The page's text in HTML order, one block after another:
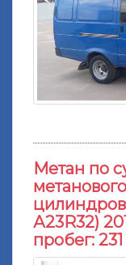
Метан по
А23R32)
пробег: